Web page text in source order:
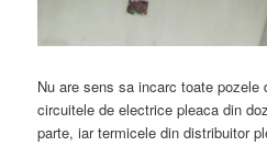
Nu are sens sa incarc toate pozele
circuitele de electrice pleaca din
parte, iar termicele din distribuitor